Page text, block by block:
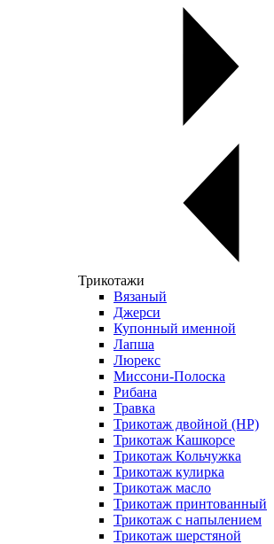
Трикотажи
Вязаный
Джерси
Купонный именной
Лапша
Люрекс
Миссони-Полоска
Рибана
Травка
Трикотаж двойной (НР)
Трикотаж Кашкорсе
Трикотаж Кольчужка
Трикотаж кулирка
Трикотаж масло
Трикотаж принтованный
Трикотаж с напылением
Трикотаж шерстяной